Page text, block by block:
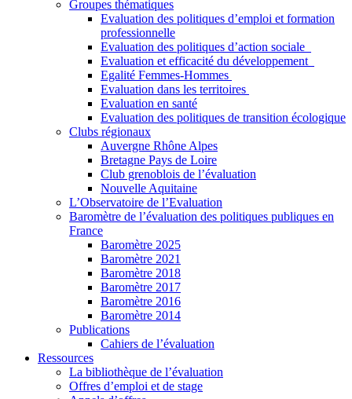
Groupes thématiques
Evaluation des politiques d’emploi et formation
professionnelle
Evaluation des politiques d’action sociale
Evaluation et efficacité du développement
Egalité Femmes-Hommes
Evaluation dans les territoires
Evaluation en santé
Evaluation des politiques de transition écologique
Clubs régionaux
Auvergne Rhône Alpes
Bretagne Pays de Loire
Club grenoblois de l’évaluation
Nouvelle Aquitaine
L’Observatoire de l’Evaluation
Baromètre de l’évaluation des politiques publiques en
France
Baromètre 2025
Baromètre 2021
Baromètre 2018
Baromètre 2017
Baromètre 2016
Baromètre 2014
Publications
Cahiers de l’évaluation
Ressources
La bibliothèque de l’évaluation
Offres d’emploi et de stage